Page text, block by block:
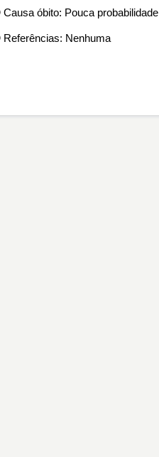
Causa óbito: Pouca probabilidade
Referências: Nenhuma